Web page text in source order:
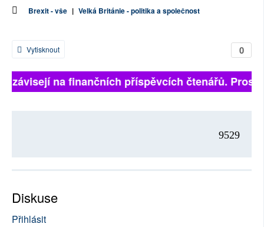
Brexit - vše | Velká Británie - politika a společnost
0
Vytisknout
na finančních příspěvcích čtenářů.
9529
Diskuse
Přihlásit